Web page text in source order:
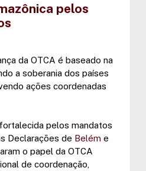
pelos
da OTCA é baseado na
a soberania dos países
ações coordenadas
pelos mandatos
Declarações de Beléme
o papel da OTCA
de coordenação,